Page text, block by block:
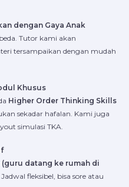
dengan Gaya Anak
Tutor kami akan
tersampaikan dengan mudah
Khusus
Higher Order Thinking Skills
sekadar hafalan. Kami juga
simulasi TKA.
datang ke rumah di
Jadwal fleksibel, bisa sore atau